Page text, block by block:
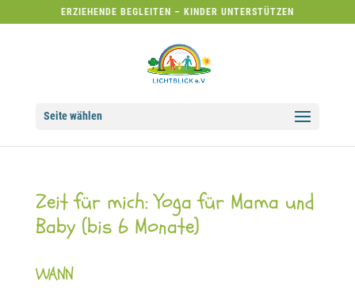
ERZIEHENDE BEGLEITEN – KINDER UNTERSTÜTZEN
Seite wählen
Zeit für mich: Yoga für Mama und
Baby (bis 6 Monate)
WANN